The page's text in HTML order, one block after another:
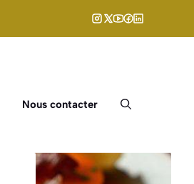
Nous contacter